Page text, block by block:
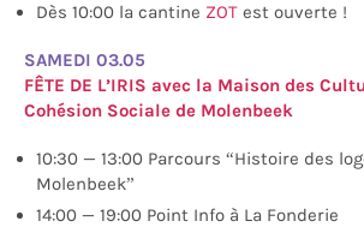
Dès 10:00 la cantine ZOT est ouverte !
SAMEDI 03.05
FÊTE DE L’IRIS avec la Maison des
Cohésion Sociale de Molenbeek
10:30 — 13:00 Parcours “Histoire des
Molenbeek”
14:00 — 19:00 Point Info à La Fonderie